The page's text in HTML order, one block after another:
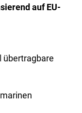
auf EU-
übertragbare